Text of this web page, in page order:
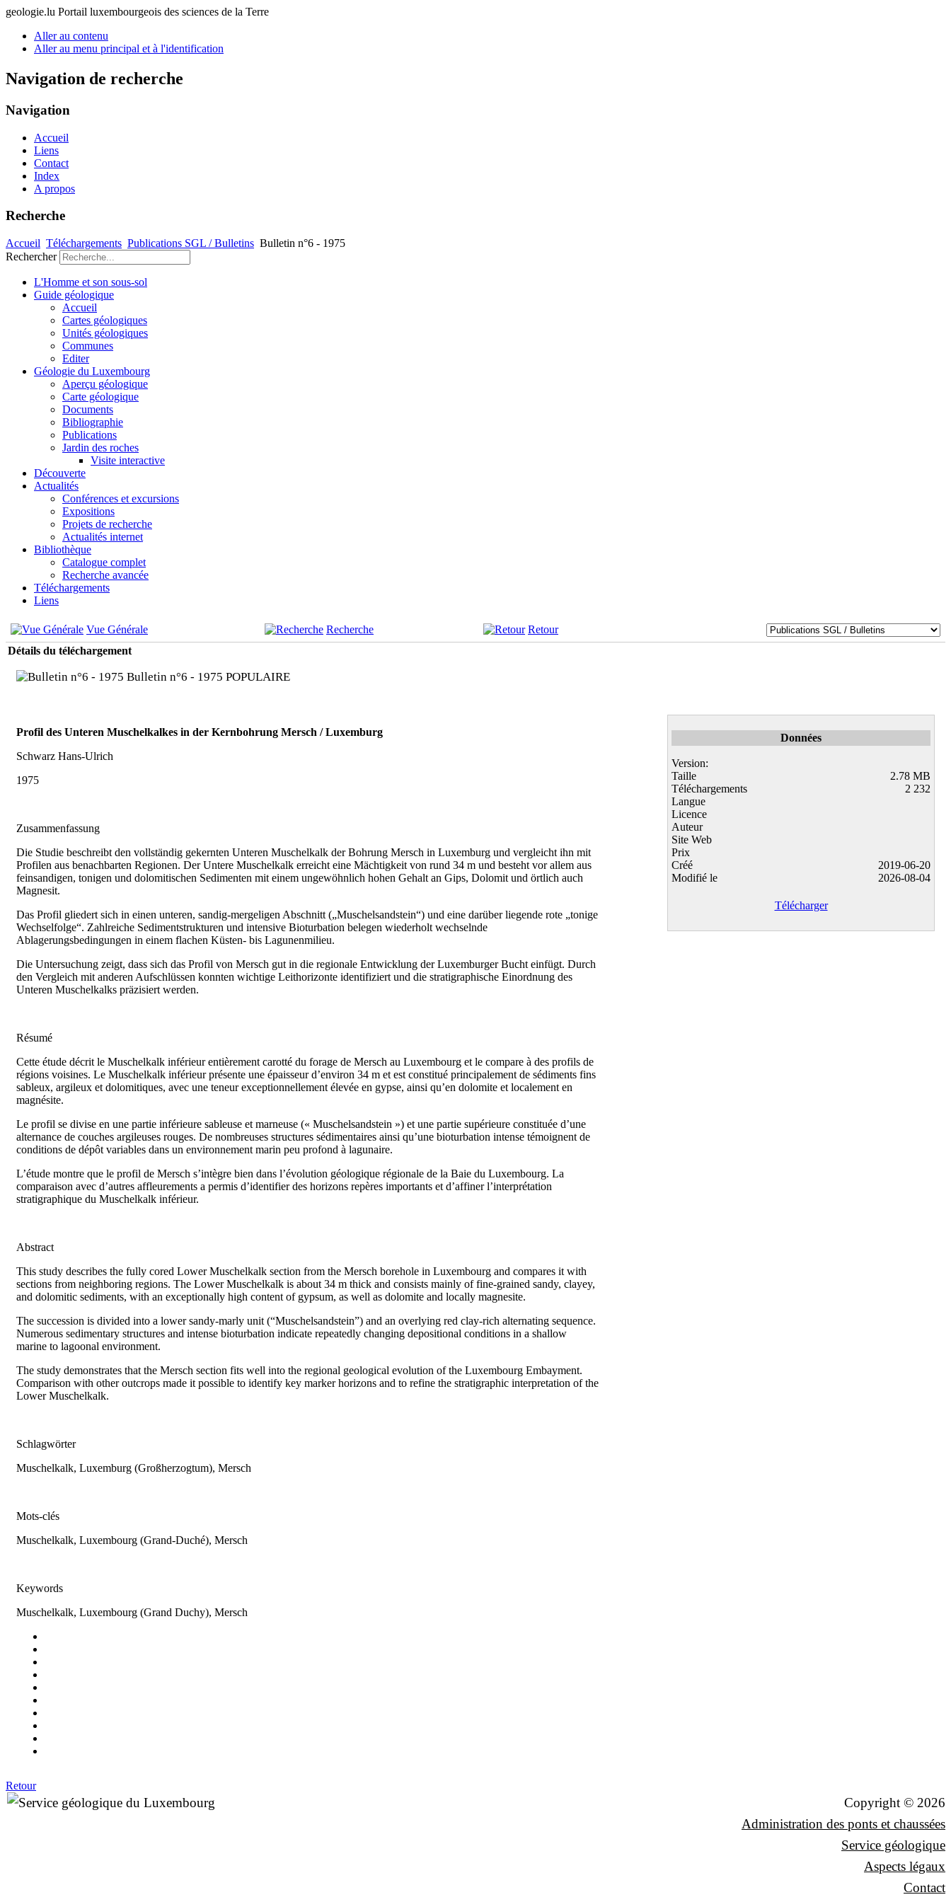
geologie.lu Portail luxembourgeois des sciences de la Terre
Aller au contenu
Aller au menu principal et à l'identification
Navigation de recherche
Navigation
Accueil
Liens
Contact
Index
A propos
Recherche
Accueil Téléchargements Publications SGL / Bulletins Bulletin n°6 - 1975
Rechercher
L'Homme et son sous-sol
Guide géologique
Accueil
Cartes géologiques
Unités géologiques
Communes
Editer
Géologie du Luxembourg
Aperçu géologique
Carte géologique
Documents
Bibliographie
Publications
Jardin des roches
Visite interactive
Découverte
Actualités
Conférences et excursions
Expositions
Projets de recherche
Actualités internet
Bibliothèque
Catalogue complet
Recherche avancée
Téléchargements
Liens
Vue Générale Recherche
Retour
Détails du téléchargement
Bulletin n°6 - 1975 POPULAIRE
Profil des Unteren Muschelkalkes in der Kernbohrung Mersch / Luxemburg
Schwarz Hans-Ulrich
1975
Zusammenfassung
Die Studie beschreibt den vollständig gekernten Unteren Muschelkalk der Bohrung Mersch in Luxemburg und vergleicht ihn mit
Profilen aus benachbarten Regionen. Der Untere Muschelkalk erreicht eine Mächtigkeit von rund 34 m und besteht vor allem aus
feinsandigen, tonigen und dolomitischen Sedimenten mit einem ungewöhnlich hohen Gehalt an Gips, Dolomit und örtlich auch
Magnesit.
Das Profil gliedert sich in einen unteren, sandig-mergeligen Abschnitt („Muschelsandstein“) und eine darüber liegende rote „tonige
Wechselfolge“. Zahlreiche Sedimentstrukturen und intensive Bioturbation belegen wiederholt wechselnde
Ablagerungsbedingungen in einem flachen Küsten- bis Lagunenmilieu.
Die Untersuchung zeigt, dass sich das Profil von Mersch gut in die regionale Entwicklung der Luxemburger Bucht einfügt. Durch
den Vergleich mit anderen Aufschlüssen konnten wichtige Leithorizonte identifiziert und die stratigraphische Einordnung des
Unteren Muschelkalks präzisiert werden.
Résumé
Cette étude décrit le Muschelkalk inférieur entièrement carotté du forage de Mersch au Luxembourg et le compare à des profils de
régions voisines. Le Muschelkalk inférieur présente une épaisseur d’environ 34 m et est constitué principalement de sédiments fins
sableux, argileux et dolomitiques, avec une teneur exceptionnellement élevée en gypse, ainsi qu’en dolomite et localement en
magnésite.
Le profil se divise en une partie inférieure sableuse et marneuse (« Muschelsandstein ») et une partie supérieure constituée d’une
alternance de couches argileuses rouges. De nombreuses structures sédimentaires ainsi qu’une bioturbation intense témoignent de
conditions de dépôt variables dans un environnement marin peu profond à lagunaire.
L’étude montre que le profil de Mersch s’intègre bien dans l’évolution géologique régionale de la Baie du Luxembourg. La
comparaison avec d’autres affleurements a permis d’identifier des horizons repères importants et d’affiner l’interprétation
stratigraphique du Muschelkalk inférieur.
Abstract
This study describes the fully cored Lower Muschelkalk section from the Mersch borehole in Luxembourg and compares it with
sections from neighboring regions. The Lower Muschelkalk is about 34 m thick and consists mainly of fine-grained sandy, clayey,
and dolomitic sediments, with an exceptionally high content of gypsum, as well as dolomite and locally magnesite.
The succession is divided into a lower sandy-marly unit (“Muschelsandstein”) and an overlying red clay-rich alternating sequence.
Numerous sedimentary structures and intense bioturbation indicate repeatedly changing depositional conditions in a shallow
marine to lagoonal environment.
The study demonstrates that the Mersch section fits well into the regional geological evolution of the Luxembourg Embayment.
Comparison with other outcrops made it possible to identify key marker horizons and to refine the stratigraphic interpretation of the
Lower Muschelkalk.
Schlagwörter
Muschelkalk, Luxemburg (Großherzogtum), Mersch
Mots-clés
Muschelkalk, Luxembourg (Grand-Duché), Mersch
Keywords
Muschelkalk, Luxembourg (Grand Duchy), Mersch
Données
Version:
Taille
2.78 MB
Téléchargements
2 232
Langue
Licence
Auteur
Site Web
Prix
Créé
2019-06-20
Modifié le
2026-08-04
Télécharger
Retour
Copyright © 2026
Administration des ponts et chaussées
Service géologique
Aspects légaux
Contact